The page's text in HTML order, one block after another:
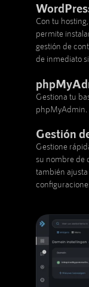
Con tu
permite
gestión de
de inmediato
Gestiona tu
phpMyAdmin.
Gestión
Gestione
su nombre de
también